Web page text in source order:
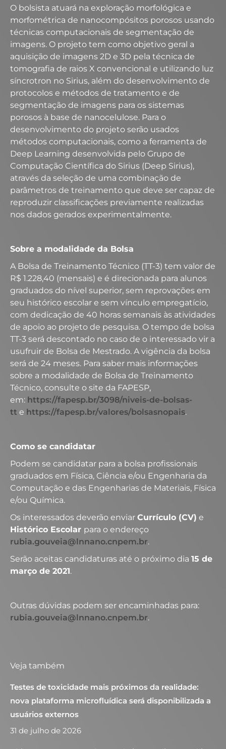
O bolsista atuará na exploração morfológica e
morfométrica de nanocompósitos porosos usando
técnicas computacionais de segmentação de
imagens. O projeto tem como objetivo geral a
aquisição de imagens 2D e 3D pela técnica de
tomografia de raios X convencional e utilizando luz
síncrotron no Sirius, além do desenvolvimento de
protocolos e métodos de tratamento e de
segmentação de imagens para os sistemas
porosos à base de nanocelulose. Para o
desenvolvimento do projeto serão usados
métodos computacionais, como a ferramenta de
Deep Learning desenvolvida pelo Grupo de
Computação Científica do Sirius (Deep Sirius),
através da seleção de uma combinação de
parâmetros de treinamento que deve ser capaz de
reproduzir classificações previamente realizadas
nos dados gerados experimentalmente.
Sobre a modalidade da Bolsa
A Bolsa de Treinamento Técnico (TT-3) tem valor de
R$ 1.228,40 (mensais) e é direcionada para alunos
graduados do nível superior, sem reprovações em
seu histórico escolar e sem vínculo empregatício,
com dedicação de 40 horas semanais às atividades
de apoio ao projeto de pesquisa. O tempo de bolsa
TT-3 será descontado no caso de o interessado vir a
usufruir de Bolsa de Mestrado. A vigência da bolsa
será de 24 meses. Para saber mais informações
sobre a modalidade de Bolsa de Treinamento
Técnico, consulte o site da FAPESP,
em: https://fapesp.br/3098/niveis-de-bolsas-
tt e https://fapesp.br/valores/bolsasnopais.
Como se candidatar
Podem se candidatar para a bolsa profissionais
graduados em Física, Ciência e/ou Engenharia da
Computação e das Engenharias de Materiais, Física
e/ou Química.
Os interessados deverão enviar Currículo (CV) e
Histórico Escolar para o endereço
rubia.gouveia@lnnano.cnpem.br.
Serão aceitas candidaturas até o próximo dia 15 de
março de 2021.
Outras dúvidas podem ser encaminhadas para:
rubia.gouveia@lnnano.cnpem.br.
Veja também
Testes de toxicidade mais próximos da realidade:
nova plataforma microfluídica será disponibilizada a
usuários externos
31 de julho de 2026